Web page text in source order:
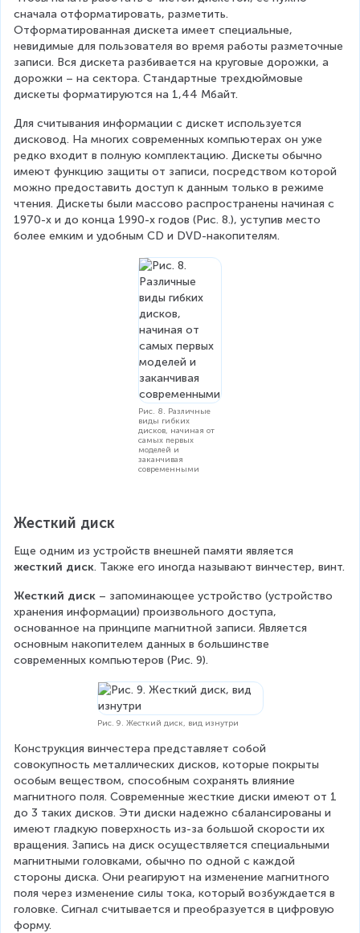
сначала отформатировать, разметить.
Отформатированная дискета имеет специальные,
невидимые для пользователя во время работы разметочные
записи. Вся дискета разбивается на круговые дорожки, а
дорожки – на сектора. Стандартные трехдюймовые
дискеты форматируются на 1,44 Мбайт.
Для считывания информации с дискет используется
дисковод. На многих современных компьютерах он уже
редко входит в полную комплектацию. Дискеты обычно
имеют функцию защиты от записи, посредством которой
можно предоставить доступ к данным только в режиме
чтения. Дискеты были массово распространены начиная с
1970-х и до конца 1990-х годов (Рис. 8.), уступив место
более емким и удобным CD и DVD-накопителям.
Рис. 8. Различные
виды гибких
дисков, начиная от
самых первых
моделей и
заканчивая
современными
Жесткий диск
Еще одним из устройств внешней памяти является
жесткий диск. Также его иногда называют винчестер, винт.
Жесткий диск – запоминающее устройство (устройство
хранения информации) произвольного доступа,
основанное на принципе магнитной записи. Является
основным накопителем данных в большинстве
современных компьютеров (Рис. 9).
Рис. 9. Жесткий диск, вид изнутри
Конструкция винчестера представляет собой
совокупность металлических дисков, которые покрыты
особым веществом, способным сохранять влияние
магнитного поля. Современные жесткие диски имеют от 1
до 3 таких дисков. Эти диски надежно сбалансированы и
имеют гладкую поверхность из-за большой скорости их
вращения. Запись на диск осуществляется специальными
магнитными головками, обычно по одной с каждой
стороны диска. Они реагируют на изменение магнитного
поля через изменение силы тока, который возбуждается в
головке. Сигнал считывается и преобразуется в цифровую
форму.